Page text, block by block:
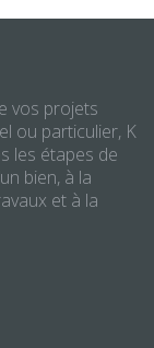
vos projets
ou particulier, K
les étapes de
bien, à la
et à la